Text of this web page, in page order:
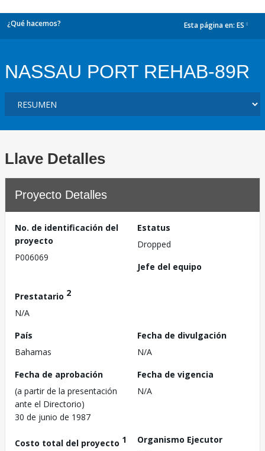
¿Qué hacemos? Esta página en: ES
NASSAU PORT REHAB-89R
Llave Detalles
Proyecto Detalles
No. de identificación del
proyecto
P006069
Estatus
Dropped
Jefe del equipo
Prestatario 2
N/A
País
Bahamas
Fecha de divulgación
N/A
Fecha de aprobación
(a partir de la presentación
ante el Directorio)
30 de junio de 1987
Fecha de vigencia
N/A
Costo total del proyecto 1
Organismo Ejecutor